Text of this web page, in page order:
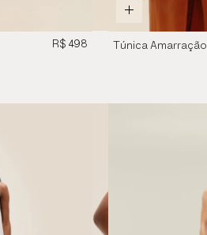
R$ 498
Túnica Amarração